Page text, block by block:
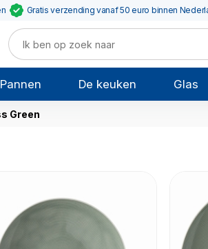
Gratis verzending vanaf 50 euro binnen
Pannen De keuken Glas
Green